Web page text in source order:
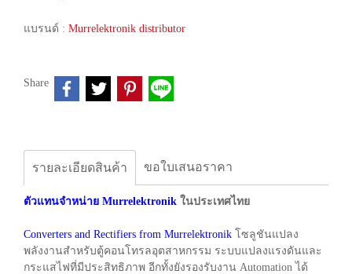
แบรนด์ : Murrelektronik distributor
Share
รายละเอียดสินค้า ขอใบเสนอราคา
ตัวแทนจำหน่าย Murrelektronik ในประเทศไทย
Converters and Rectifiers from Murrelektronik โซลูชันแปลง
พลังงานสำหรับตู้คอนโทรลอุตสาหกรรม ระบบแปลงแรงดันและ
กระแสไฟที่มีประสิทธิภาพ อีกทั้งยังรองรับงาน Automation ได้